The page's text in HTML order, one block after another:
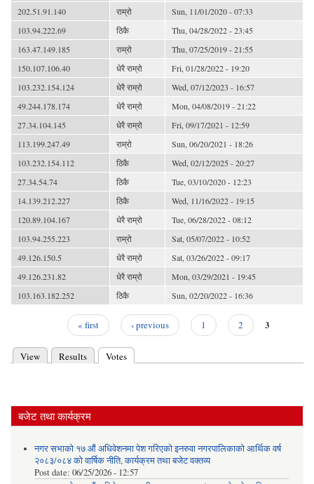
202.51.91.140
राम्रो
Sun, 11/01/2020 - 07:33
103.94.222.69
ठिकै
Thu, 04/28/2022 - 23:45
163.47.149.185
राम्रो
Thu, 07/25/2019 - 21:55
150.107.106.40
धेरै राम्रो
Fri, 01/28/2022 - 19:20
103.232.154.124
धेरै राम्रो
Wed, 07/12/2023 - 16:57
49.244.178.174
धेरै राम्रो
Mon, 04/08/2019 - 21:22
27.34.104.145
धेरै राम्रो
Fri, 09/17/2021 - 12:59
113.199.247.49
राम्रो
Sun, 06/20/2021 - 18:26
103.232.154.112
ठिकै
Wed, 02/12/2025 - 20:27
27.34.54.74
ठिकै
Tue, 03/10/2020 - 12:23
14.139.212.227
ठिकै
Wed, 11/16/2022 - 19:15
120.89.104.167
धेरै राम्रो
Tue, 06/28/2022 - 08:12
103.94.255.223
राम्रो
Sat, 05/07/2022 - 10:52
49.126.150.5
धेरै राम्रो
Sat, 03/26/2022 - 09:17
49.126.231.82
धेरै राम्रो
Mon, 03/29/2021 - 19:45
103.163.182.252
ठिकै Sun, 02/20/2022 - 16:36
« first ‹ previous 1 2 3
View Results Votes
बजेट तथा कार्यक्रम
नगर सभाको १७ औं अधिवेशनमा पेश गरिएको इनरुवा नगरपालिकाको आर्थिक वर्ष
२०८३/०८४ को वार्षिक नीति, कार्यक्रम तथा बजेट वक्तव्य
Post date: 06/25/2026 - 12:57